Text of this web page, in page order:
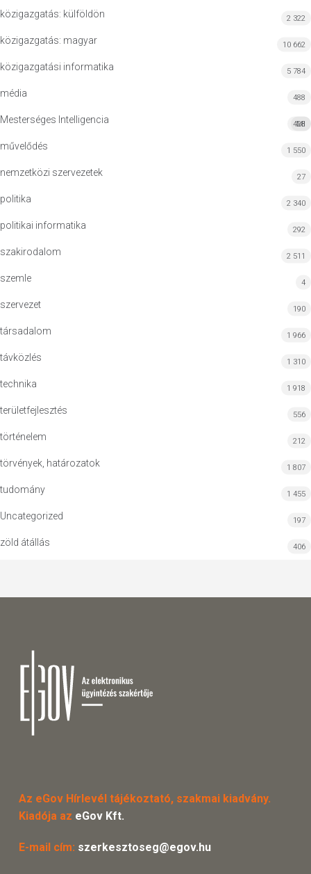
közigazgatás: külföldön 2 322
közigazgatás: magyar 10 662
közigazgatási informatika 5 784
média 488
Mesterséges Intelligencia MI
428
művelődés 1 550
nemzetközi szervezetek 27
politika 2 340
politikai informatika 292
szakirodalom 2 511
szemle 4
szervezet 190
társadalom 1 966
távközlés 1 310
technika 1 918
területfejlesztés 556
történelem 212
törvények, határozatok 1 807
tudomány 1 455
Uncategorized 197
zöld átállás 406
Az eGov Hírlevél tájékoztató, szakmai kiadvány.
Kiadója az eGov Kft.
E-mail cím: szerkesztoseg@egov.hu